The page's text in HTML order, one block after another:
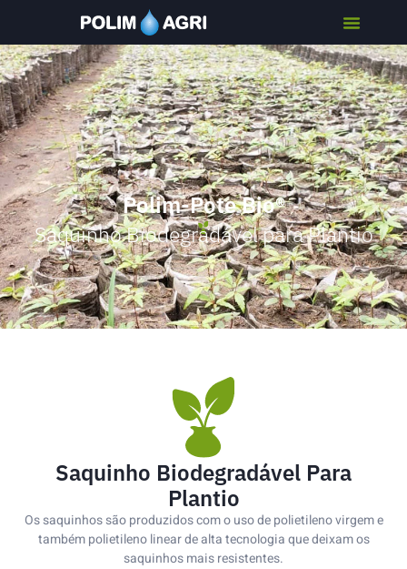
Polim-Pote Bio®
Saquinho Biodegradável para Plantio
Saquinho Biodegradável Para
Plantio
Os saquinhos são produzidos com o uso de polietileno virgem e
também polietileno linear de alta tecnologia que deixam os
saquinhos mais resistentes.